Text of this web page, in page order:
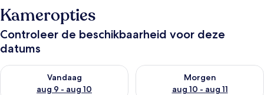
Kameropties
Controleer de beschikbaarheid voor deze
datums
Vandaag
aug 9 - aug 10
De beschikbaarheid controleren voor vanavond aug 9 - aug
Morgen
aug 10 - aug 11
De beschikbaarheid